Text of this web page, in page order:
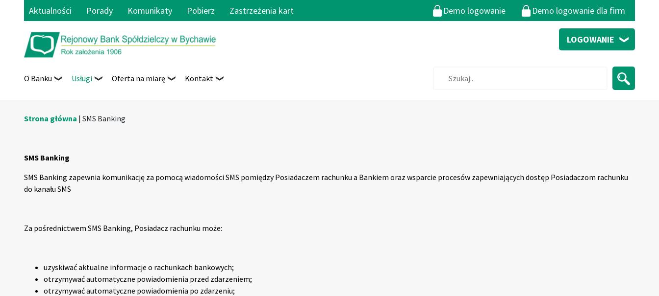
Aktualności Porady Komunikaty Pobierz Zastrzeżenia kart Demo logowanie Demo logowanie dla firm
LOGOWANIE
O Banku Usługi Oferta na miarę Kontakt
Strona główna | SMS Banking
SMS Banking
SMS Banking zapewnia komunikację za pomocą wiadomości SMS pomiędzy Posiadaczem rachunku a Bankiem oraz wsparcie procesów zapewniających dostęp Posiadaczom rachunku
do kanału SMS
Za pośrednictwem SMS Banking, Posiadacz rachunku może:
uzyskiwać aktualne informacje o rachunkach bankowych;
otrzymywać automatyczne powiadomienia przed zdarzeniem;
otrzymywać automatyczne powiadomienia po zdarzeniu;